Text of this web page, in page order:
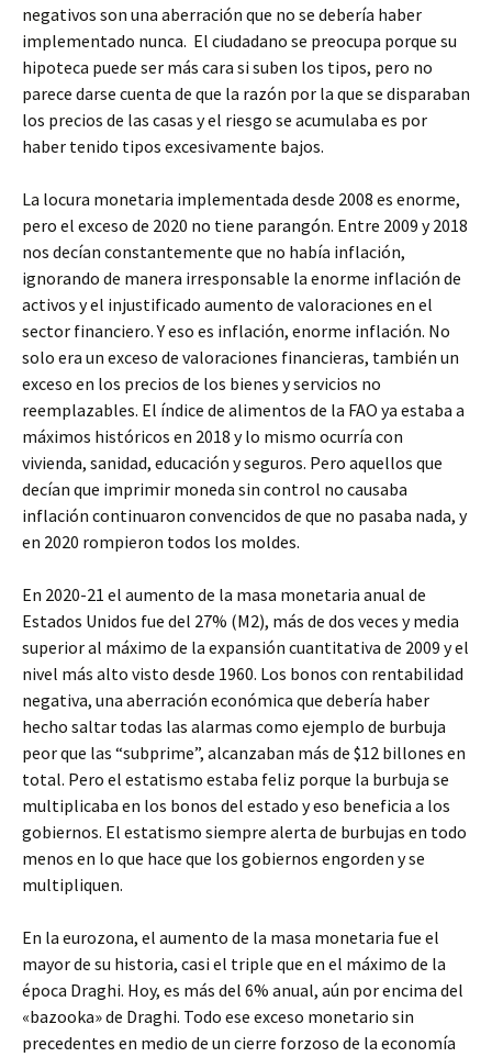
negativos son una aberración que no se debería haber
implementado nunca. El ciudadano se preocupa porque su
hipoteca puede ser más cara si suben los tipos, pero no
parece darse cuenta de que la razón por la que se disparaban
los precios de las casas y el riesgo se acumulaba es por
haber tenido tipos excesivamente bajos.
La locura monetaria implementada desde 2008 es enorme,
pero el exceso de 2020 no tiene parangón. Entre 2009 y 2018
nos decían constantemente que no había inflación,
ignorando de manera irresponsable la enorme inflación de
activos y el injustificado aumento de valoraciones en el
sector financiero. Y eso es inflación, enorme inflación. No
solo era un exceso de valoraciones financieras, también un
exceso en los precios de los bienes y servicios no
reemplazables. El índice de alimentos de la FAO ya estaba a
máximos históricos en 2018 y lo mismo ocurría con
vivienda, sanidad, educación y seguros. Pero aquellos que
decían que imprimir moneda sin control no causaba
inflación continuaron convencidos de que no pasaba nada, y
en 2020 rompieron todos los moldes.
En 2020-21 el aumento de la masa monetaria anual de
Estados Unidos fue del 27% (M2), más de dos veces y media
superior al máximo de la expansión cuantitativa de 2009 y el
nivel más alto visto desde 1960. Los bonos con rentabilidad
negativa, una aberración económica que debería haber
hecho saltar todas las alarmas como ejemplo de burbuja
peor que las “subprime”, alcanzaban más de $12 billones en
total. Pero el estatismo estaba feliz porque la burbuja se
multiplicaba en los bonos del estado y eso beneficia a los
gobiernos. El estatismo siempre alerta de burbujas en todo
menos en lo que hace que los gobiernos engorden y se
multipliquen.
En la eurozona, el aumento de la masa monetaria fue el
mayor de su historia, casi el triple que en el máximo de la
época Draghi. Hoy, es más del 6% anual, aún por encima del
«bazooka» de Draghi. Todo ese exceso monetario sin
precedentes en medio de un cierre forzoso de la economía